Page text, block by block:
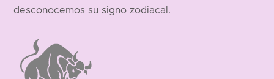
desconocemos su signo zodiacal.